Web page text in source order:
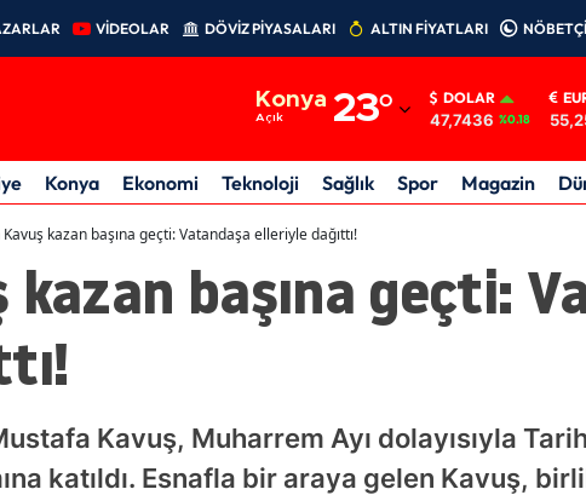
VİDEOLAR DÖVİZ PİYASALARI ALTIN FİYATLARI
Konya
Açık 23°
Adıyaman
Afyonkarahisar
Ankara
Aydın
DOLAR
47,7436 %0.18
Konya Ekonomi Teknoloji Sağlık Spor Magazin
kazan başına geçti: Vatandaşa elleriyle dağıttı!
kazan başına geçti:
Kavuş, Muharrem Ayı dolayısıyla
katıldı. Esnafla bir araya gelen Kavuş,